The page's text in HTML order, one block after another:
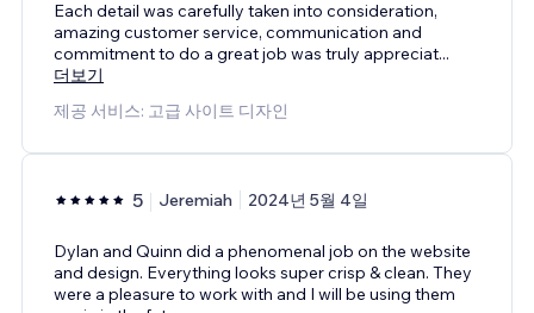
Each detail was carefully taken into consideration,
amazing customer service, communication and
commitment to do a great job was truly appreciat...
더보기
제공 서비스: 고급 사이트 디자인
5 Jeremiah 2024년 5월 4일
Dylan and Quinn did a phenomenal job on the website
and design. Everything looks super crisp & clean. They
were a pleasure to work with and I will be using them